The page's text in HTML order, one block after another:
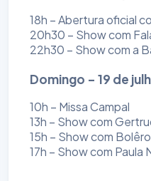
18h – Abertura oficial
20h30 – Show com
22h30 – Show com a
Domingo – 19 de
10h – Missa Campal
13h – Show com
15h – Show com
17h – Show com Paula